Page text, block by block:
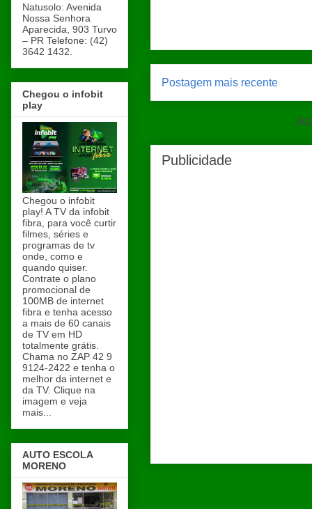
Postagem mais recente
Publicidade
Natusolo: Avenida
Nossa Senhora
Aparecida, 903 Turvo
– PR Telefone: (42)
3642 1432.
Chegou o infobit
play
Chegou o infobit
play! A TV da infobit
fibra, para você curtir
filmes, séries e
programas de tv
onde, como e
quando quiser.
Contrate o plano
promocional de
100MB de internet
fibra e tenha acesso
a mais de 60 canais
de TV em HD
totalmente grátis.
Chama no ZAP 42 9
9124-2422 e tenha o
melhor da internet e
da TV. Clique na
imagem e veja
mais...
AUTO ESCOLA
MORENO